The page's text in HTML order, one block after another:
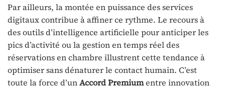
Par ailleurs, la montée en puissance des services
digitaux contribue à affiner ce rythme. Le recours à
des outils d’intelligence artificielle pour anticiper les
pics d’activité ou la gestion en temps réel des
réservations en chambre illustrent cette tendance à
optimiser sans dénaturer le contact humain. C’est
toute la force d’unAccord Premiumentre innovation